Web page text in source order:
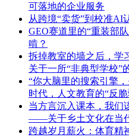
可落地的企业服务
从跨境“卖货”到校准AI
GEO赛道里的“重装部
啃？
拆掉教室的墙之后，
关于一所“非典型学校”
“你大脑里的搜索引擎
时代，人文教育的“反
当方言沉入课本，我们
——关于乡土文化在当
跨越岁月薪火：体育精